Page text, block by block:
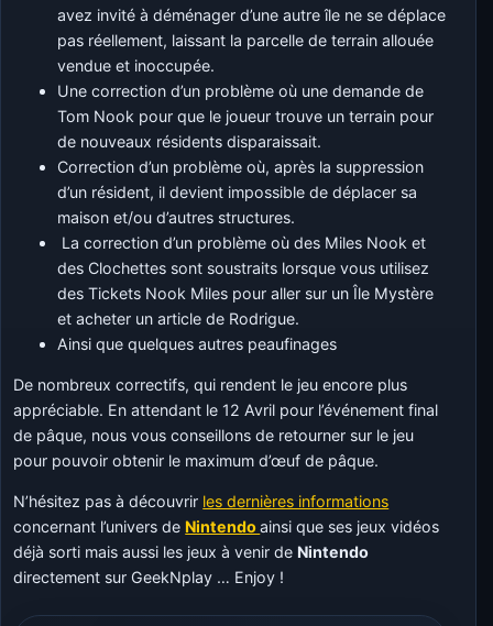
avez invité à déménager d’une autre île ne se déplace
pas réellement, laissant la parcelle de terrain allouée
vendue et inoccupée.
Une correction d’un problème où une demande de
Tom Nook pour que le joueur trouve un terrain pour
de nouveaux résidents disparaissait.
Correction d’un problème où, après la suppression
d’un résident, il devient impossible de déplacer sa
maison et/ou d’autres structures.
La correction d’un problème où des Miles Nook et
des Clochettes sont soustraits lorsque vous utilisez
des Tickets Nook Miles pour aller sur un Île Mystère
et acheter un article de Rodrigue.
Ainsi que quelques autres peaufinages
De nombreux correctifs, qui rendent le jeu encore plus
appréciable. En attendant le 12 Avril pour l’événement final
de pâque, nous vous conseillons de retourner sur le jeu
pour pouvoir obtenir le maximum d’œuf de pâque.
N’hésitez pas à découvrir les dernières informations
concernant l’univers deNintendoainsi que ses jeux vidéos
déjà sorti mais aussi les jeux à venir de Nintendo
directement sur GeekNplay … Enjoy !